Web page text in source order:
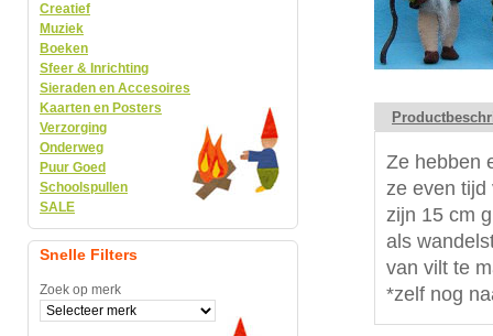
Ze hebben
ze even tijd
zijn 15 cm
als
van vilt te
*zelf nog
Creatief
Muziek
Boeken
Sfeer & Inrichting
Sieraden en Accesoires
Kaarten en Posters
Verzorging
Onderweg
Puur Goed
Schoolspullen
SALE
Snelle Filters
Zoek op merk